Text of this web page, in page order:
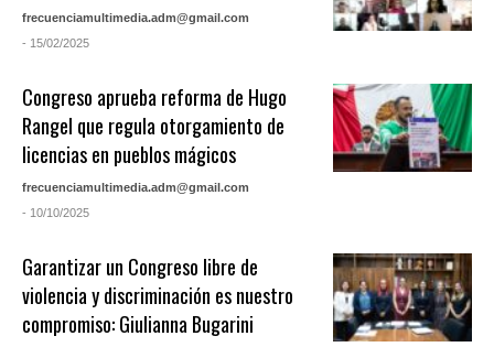
frecuenciamultimedia.adm@gmail.com
- 15/02/2025
Congreso aprueba reforma de Hugo
Rangel que regula otorgamiento de
licencias en pueblos mágicos
frecuenciamultimedia.adm@gmail.com
- 10/10/2025
Garantizar un Congreso libre de
violencia y discriminación es nuestro
compromiso: Giulianna Bugarini